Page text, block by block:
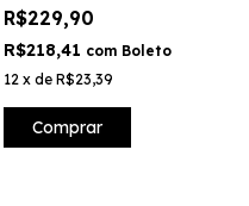
R$229,90
R$218,41 com Boleto
12 x de R$23,39
Comprar